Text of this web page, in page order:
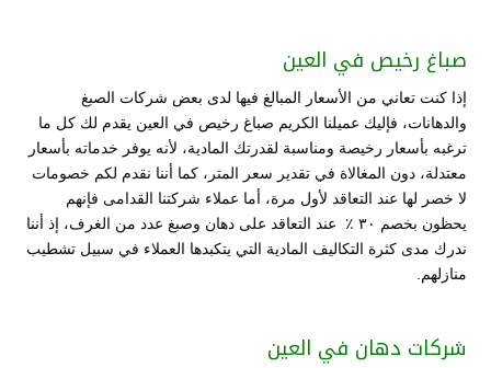
صباغ رخيص في العين
إذا كنت تعاني من الأسعار المبالغ فيها لدى بعض شركات الصبغ
والدهانات، فإليك عميلنا الكريم صباغ رخيص في العين يقدم لك كل ما
ترغبه بأسعار رخيصة ومناسبة لقدرتك المادية، لأنه يوفر خدماته بأسعار
معتدلة، دون المغالاة في تقدير سعر المتر، كما أننا نقدم لكم خصومات
لا خصر لها عند التعاقد لأول مرة، أما عملاء شركتنا القدامى فإنهم
يحظون بخصم ٣٠ ٪ عند التعاقد على دهان وصبغ عدد من الغرف، إذ أننا
ندرك مدى كثرة التكاليف المادية التي يتكبدها العملاء في سبيل تشطيب
منازلهم.
شركات دهان في العين